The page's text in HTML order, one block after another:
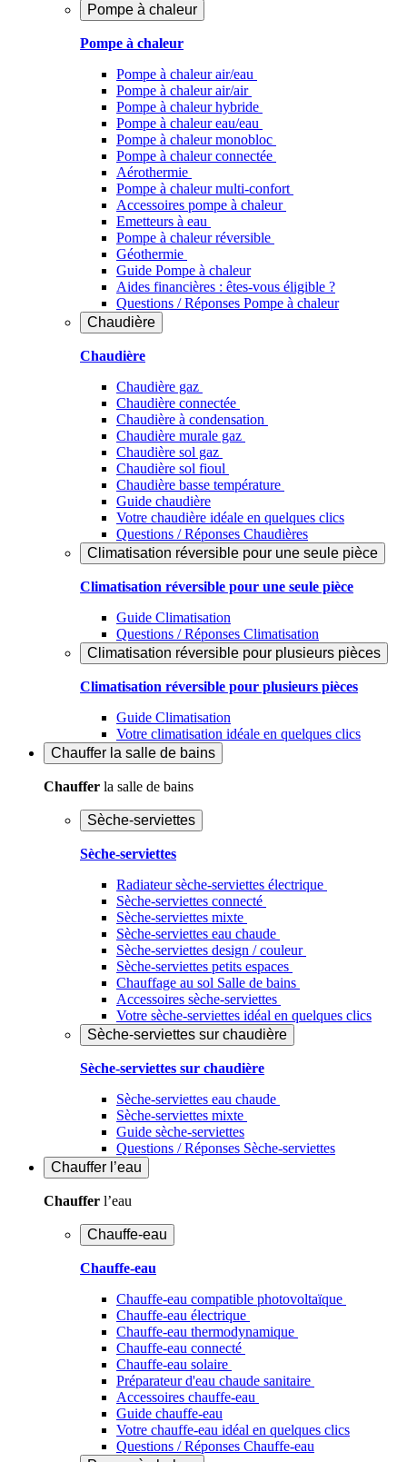
Pompe à chaleur
Pompe à chaleur
Pompe à chaleur air/eau
Pompe à chaleur air/air
Pompe à chaleur hybride
Pompe à chaleur​ eau/eau
Pompe à chaleur monobloc
Pompe à chaleur connectée
Aérothermie
Pompe à chaleur multi-confort
Accessoires pompe à chaleur
Emetteurs à eau
Pompe à chaleur réversible
Géothermie
Guide Pompe à chaleur
Aides financières : êtes-vous éligible ?
Questions / Réponses Pompe à chaleur
Chaudière
Chaudière
Chaudière gaz
Chaudière connectée
Chaudière à condensation
Chaudière murale gaz
Chaudière sol gaz
Chaudière sol fioul
Chaudière basse température
Guide chaudière
Votre chaudière idéale en quelques clics
Questions / Réponses Chaudières
Climatisation réversible pour une seule pièce
Climatisation réversible pour une seule pièce
Guide Climatisation
Questions / Réponses Climatisation
Climatisation réversible pour plusieurs pièces
Climatisation réversible pour plusieurs pièces
Guide Climatisation
Votre climatisation idéale en quelques clics
Chauffer la salle de bains
Chauffer la salle de bains
Sèche-serviettes
Sèche-serviettes
Radiateur sèche-serviettes électrique
Sèche-serviettes connecté
Sèche-serviettes mixte
Sèche-serviettes eau chaude
Sèche-serviettes design / couleur
Sèche-serviettes petits espaces
Chauffage au sol Salle de bains
Accessoires sèche-serviettes
Votre sèche-serviettes idéal en quelques clics
Sèche-serviettes sur chaudière
Sèche-serviettes sur chaudière
Sèche-serviettes eau chaude
Sèche-serviettes mixte
Guide sèche-serviettes
Questions / Réponses Sèche-serviettes
Chauffer l’eau
Chauffer l’eau
Chauffe-eau
Chauffe-eau
Chauffe-eau compatible photovoltaïque
Chauffe-eau électrique
Chauffe-eau thermodynamique
Chauffe-eau connecté
Chauffe-eau solaire
Préparateur d'eau chaude sanitaire
Accessoires chauffe-eau
Guide chauffe-eau
Votre chauffe-eau idéal en quelques clics
Questions / Réponses Chauffe-eau